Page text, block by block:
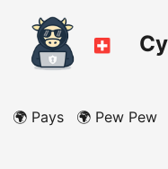
🌍 Pays 🌍 Pew Pew